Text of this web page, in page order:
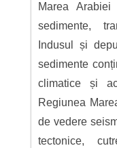
Marea
sedimente,
Indusul și
sedimente
climatice și
Regiunea
de vedere
tectonice,